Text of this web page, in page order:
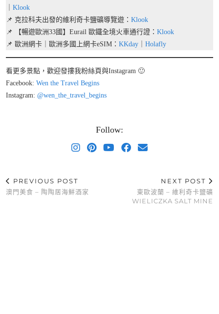
Klook
📌 克拉科夫出發的維利奇卡鹽礦導覽遊： Klook
📌 【暢遊歐洲33國】Eurail 歐鐵全境火車通行證： Klook
📌 歐洲網卡｜歐洲多國上網卡eSIM： KKday Holafly
看更多景點，歡迎發摟我粉絲頁與Instagram 🙂
Facebook: Wen the Travel Begins
Instagram: @wen_the_travel_begins
Follow:
PREVIOUS POST
澳門美食 – 陶陶居海鮮酒家
NEXT POST
東歐波蘭 – 維利奇卡鹽礦
WIELICZKA SALT MINE